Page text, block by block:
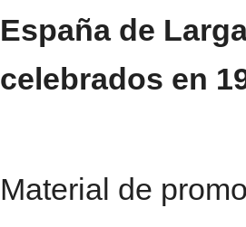
España de
celebrados en
Material de